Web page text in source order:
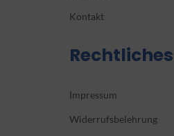
Kontakt
Rechtliches
Impressum
Widerrufsbelehrung